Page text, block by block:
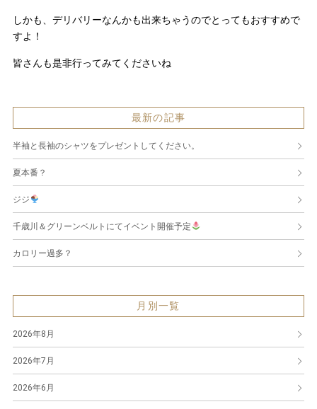
しかも、デリバリーなんかも出来ちゃうのでとってもおすすめで
すよ！
皆さんも是非行ってみてくださいね
最新の記事
半袖と長袖のシャツをプレゼントしてください。
夏本番？
ジジ
千歳川＆グリーンベルトにてイベント開催予定
カロリー過多？
月別一覧
2026年8月
2026年7月
2026年6月